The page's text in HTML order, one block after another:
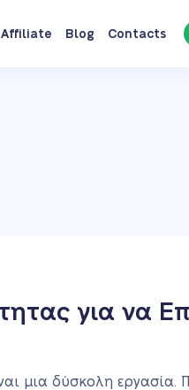
Affiliate Blog Contacts
για να
μια δύσκολη εργασία.